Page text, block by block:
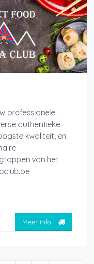
professionele
authentieke
kwaliteit, en
van het
Meer info